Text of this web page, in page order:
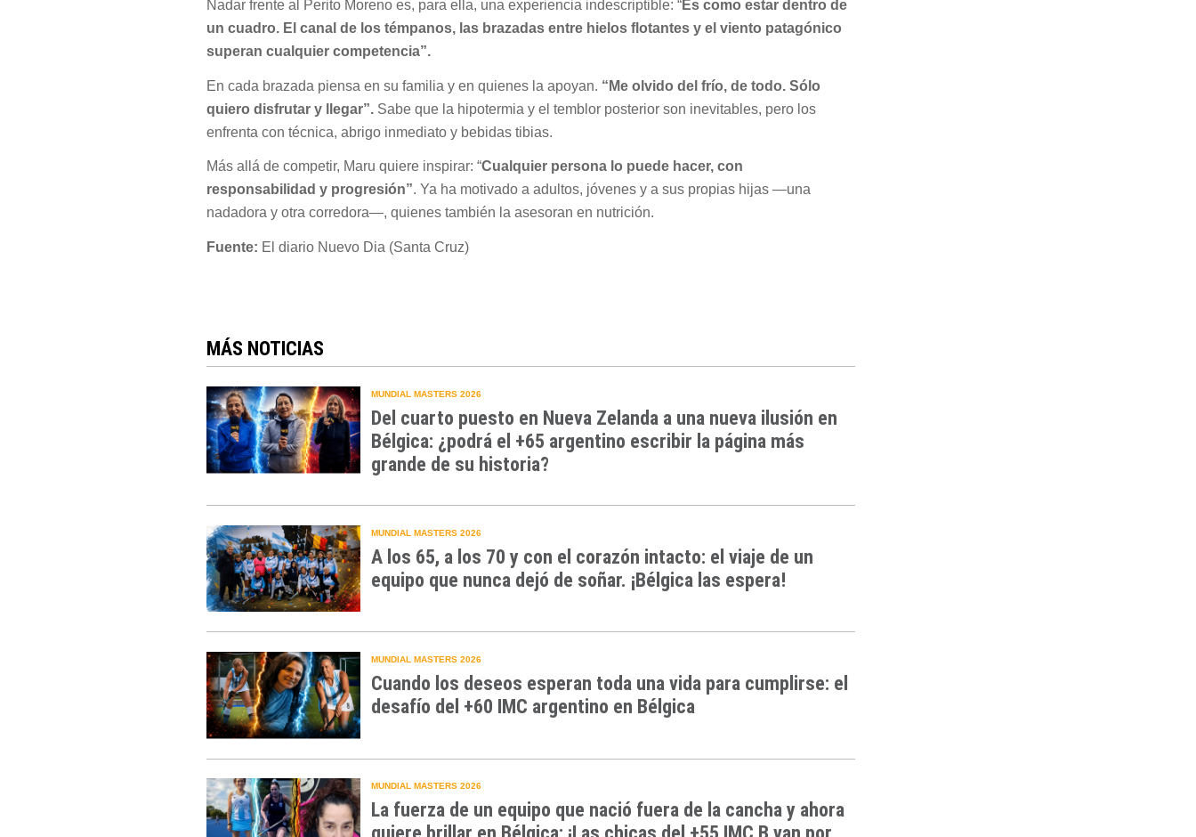
Nadar frente al Perito Moreno es, para ella, una experiencia indescriptible: “Es como estar dentro de
un cuadro. El canal de los témpanos, las brazadas entre hielos flotantes y el viento patagónico
superan cualquier competencia”.
En cada brazada piensa en su familia y en quienes la apoyan. “Me olvido del frío, de todo. Sólo
quiero disfrutar y llegar”. Sabe que la hipotermia y el temblor posterior son inevitables, pero los
enfrenta con técnica, abrigo inmediato y bebidas tibias.
Más allá de competir, Maru quiere inspirar: “Cualquier persona lo puede hacer, con
responsabilidad y progresión”. Ya ha motivado a adultos, jóvenes y a sus propias hijas —una
nadadora y otra corredora—, quienes también la asesoran en nutrición.
Fuente: El diario Nuevo Dia (Santa Cruz)
MÁS NOTICIAS
MUNDIAL MASTERS 2026
Del cuarto puesto en Nueva Zelanda a una nueva ilusión en
Bélgica: ¿podrá el +65 argentino escribir la página más
grande de su historia?
MUNDIAL MASTERS 2026
A los 65, a los 70 y con el corazón intacto: el viaje de un
equipo que nunca dejó de soñar. ¡Bélgica las espera!
MUNDIAL MASTERS 2026
Cuando los deseos esperan toda una vida para cumplirse: el
desafío del +60 IMC argentino en Bélgica
MUNDIAL MASTERS 2026
La fuerza de un equipo que nació fuera de la cancha y ahora